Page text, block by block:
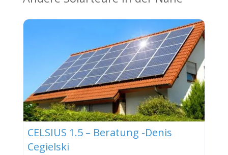
CELSIUS 1.5 – Beratung -Denis
Cegielski